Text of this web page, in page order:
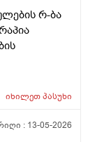
ეს
რ-ბა
იხილეთპასუხი
: 13-05-2026